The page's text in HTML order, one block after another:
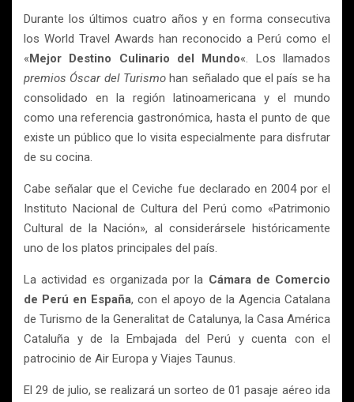
Durante los últimos cuatro años y en forma consecutiva
los World Travel Awards han reconocido a Perú como el
«Mejor Destino Culinario del Mundo«. Los llamados
premios Óscar del Turismohan señalado que el país se ha
consolidado en la región latinoamericana y el mundo
como una referencia gastronómica, hasta el punto de que
existe un público que lo visita especialmente para disfrutar
de su cocina.
Cabe señalar que el Ceviche fue declarado en 2004 por el
Instituto Nacional de Cultura del Perú como «Patrimonio
Cultural de la Nación», al considerársele históricamente
uno de los platos principales del país.
La actividad es organizada por la Cámara de Comercio
de Perú en España, con el apoyo de la Agencia Catalana
de Turismo de la Generalitat de Catalunya, la Casa América
Cataluña y de la Embajada del Perú y cuenta con el
patrocinio de Air Europa y Viajes Taunus.
El 29 de julio, se realizará un sorteo de 01 pasaje aéreo ida